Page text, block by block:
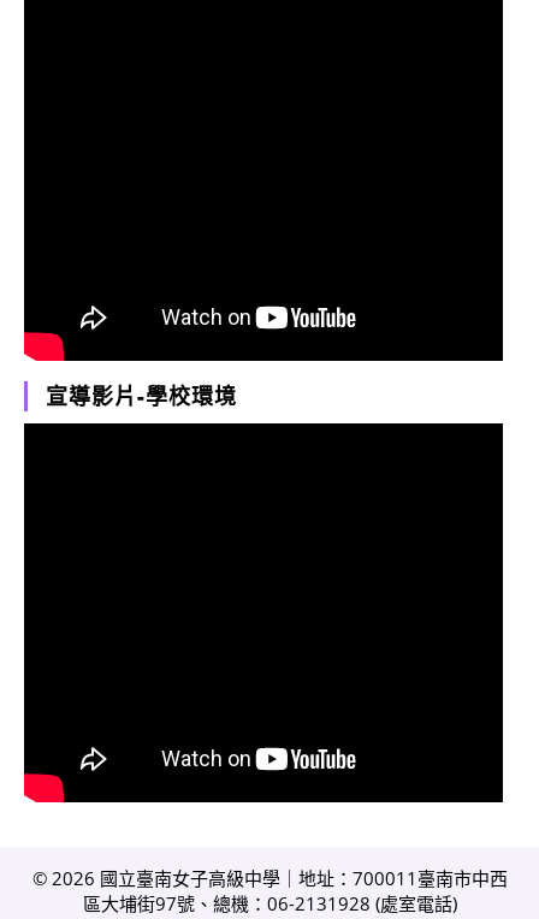
宣導影片-學校環境
© 2026 國立臺南女子高級中學｜地址：700011臺南市中西
區大埔街97號、總機：06-2131928 (處室電話)